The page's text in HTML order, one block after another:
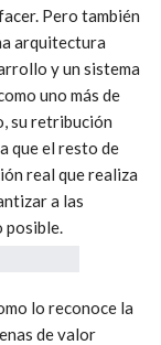
Pero también
arquitectura
y un sistema
uno más de
su retribución
que el resto de
real que realiza
a las
lo reconoce la
de valor